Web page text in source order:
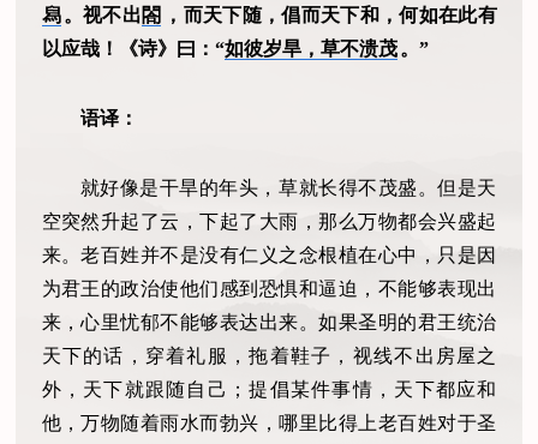
舄。视不出閤
，而天下随，倡而天下和，何如在此有
以应哉！《诗》曰：“如彼岁旱，草不溃茂 。”
语译：
就好像是干旱的年头，草就长得不茂盛。但是天
空突然升起了云，下起了大雨，那么万物都会兴盛起
来。老百姓并不是没有仁义之念根植在心中，只是因
为君王的政治使他们感到恐惧和逼迫，不能够表现出
来，心里忧郁不能够表达出来。如果圣明的君王统治
天下的话，穿着礼服，拖着鞋子，视线不出房屋之
外，天下就跟随自己；提倡某件事情，天下都应和
他，万物随着雨水而勃兴，哪里比得上老百姓对于圣